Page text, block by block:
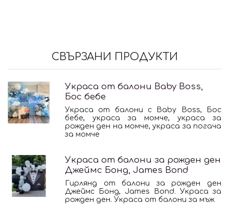
СВЪРЗАНИ ПРОДУКТИ
Украса от балони Baby Boss,
Бос бебе
Украса от балони с Baby Boss, Бос
бебе, украса за момче, украса за
рожден ден на момче, украса за погача
за момче
Украса от балони за рожден ден
Джеймс Бонд, James Bond
Гирлянд от балони за рожден ден
Джеймс Бонд, James Bond. Украса за
рожден ден. Украса от балони за мъж